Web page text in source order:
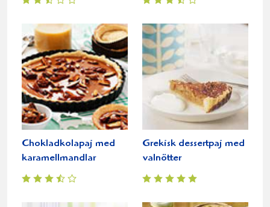
Chokladkolapaj med
karamellmandlar
Grekisk dessertpaj med
valnötter